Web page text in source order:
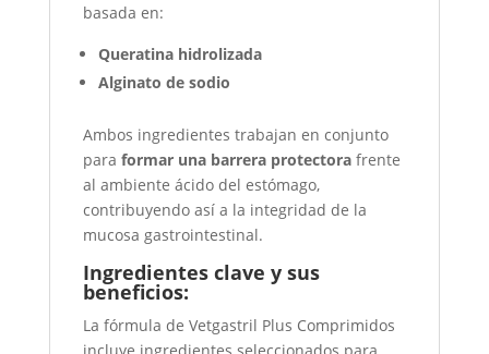
basada en:
Queratina hidrolizada
Alginato de sodio
Ambos ingredientes trabajan en conjunto
para formar una barrera protectorafrente
al ambiente ácido del estómago,
contribuyendo así a la integridad de la
mucosa gastrointestinal.
Ingredientes clave y sus
beneficios:
La fórmula de Vetgastril Plus Comprimidos